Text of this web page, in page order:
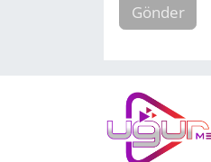
Gönder